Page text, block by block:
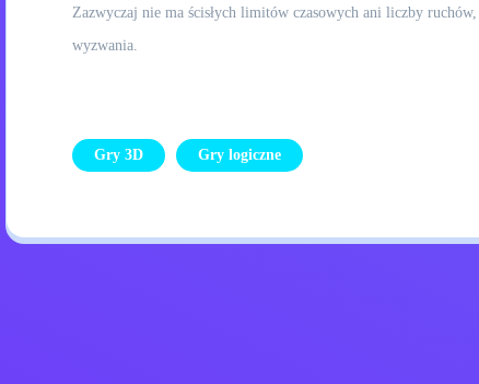
Zazwyczaj nie ma ścisłych limitów czasowych ani liczby
wyzwania.
Gry 3D Gry logiczne